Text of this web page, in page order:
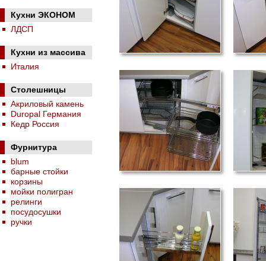
Кухни ЭКОНОМ
ЛДСП
Кухни из массива
Италия
Столешницы
Акриловый камень
Duropal Германия
Кедр Россия
Фурнитура
blum
барные стойки
корзины
мойки полигран
релинги
посудосушки
ручки